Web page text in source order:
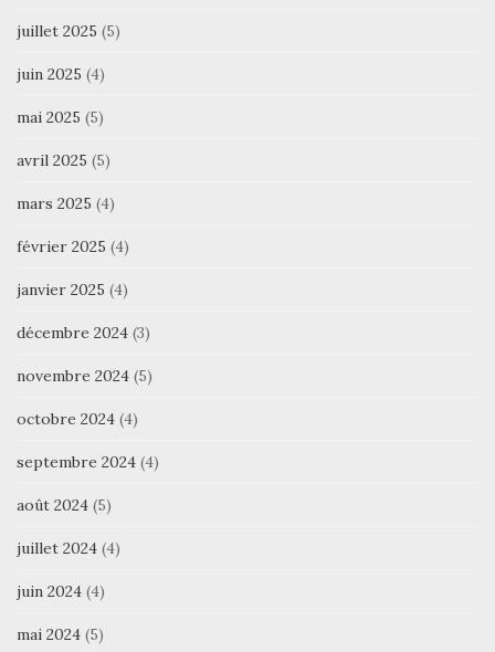
juillet 2025 (5)
juin 2025 (4)
mai 2025 (5)
avril 2025 (5)
mars 2025 (4)
février 2025 (4)
janvier 2025 (4)
décembre 2024 (3)
novembre 2024 (5)
octobre 2024 (4)
septembre 2024 (4)
août 2024 (5)
juillet 2024 (4)
juin 2024 (4)
mai 2024 (5)